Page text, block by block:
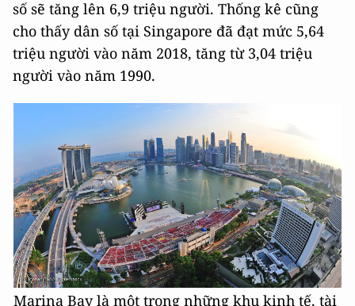
số sẽ tăng lên 6,9 triệu người. Thống kê cũng
cho thấy dân số tại Singapore đã đạt mức 5,64
triệu người vào năm 2018, tăng từ 3,04 triệu
người vào năm 1990.
Marina Bay là một trong những khu kinh tế, tài